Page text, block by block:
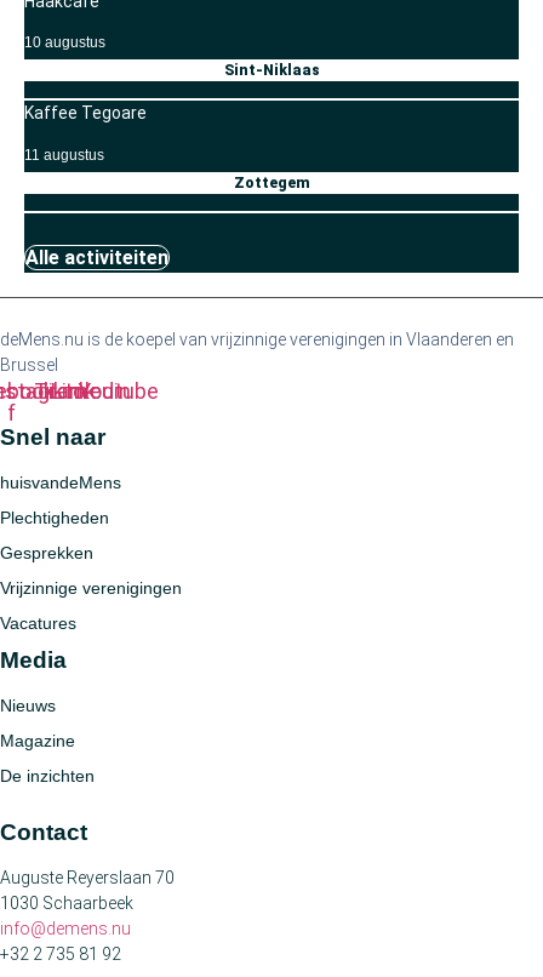
10 augustus
Sint-Niklaas
Kaffee Tegoare
11 augustus
Zottegem
Alle activiteiten
deMens.nu is de koepel van vrijzinnige verenigingen in Vlaanderen en
Brussel
f
Tiktok
Linkedin
Youtube
Snel naar
huisvandeMens
Plechtigheden
Gesprekken
Vrijzinnige verenigingen
Vacatures
Media
Nieuws
Magazine
De inzichten
Contact
Auguste Reyerslaan 70
1030 Schaarbeek
info@demens.nu
+32 2 735 81 92